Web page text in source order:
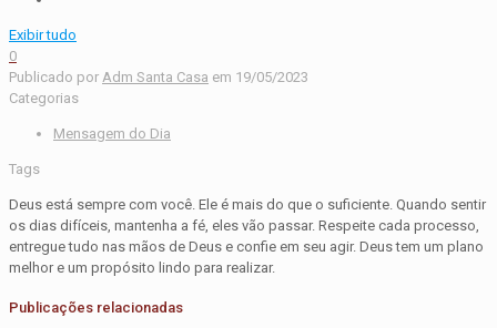
Exibir tudo
0
Publicado por Adm Santa Casa em 19/05/2023
Categorias
Mensagem do Dia
Tags
Deus está sempre com você. Ele é mais do que o suficiente. Quando sentir
os dias difíceis, mantenha a fé, eles vão passar. Respeite cada processo,
entregue tudo nas mãos de Deus e confie em seu agir. Deus tem um plano
melhor e um propósito lindo para realizar.
Publicações relacionadas